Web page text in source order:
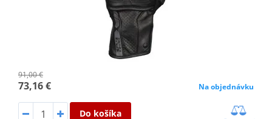
91,00 €
73,16 € Na objednávku
Do košíka